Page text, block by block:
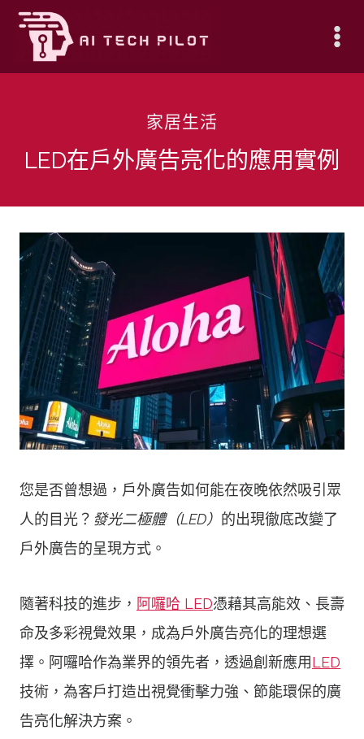
Skip
content
家居生活
LED在戶外廣告亮化的應用實例
您是否曾想過，戶外廣告如何能在夜晚依然吸引眾
人的目光？ 發光二極體（LED） 的出現徹底改變了
戶外廣告的呈現方式。
隨著科技的進步， 阿囉哈 LED憑藉其高能效、長壽
命及多彩視覺效果，成為戶外廣告亮化的理想選
擇。阿囉哈作為業界的領先者，透過創新應用LED
技術，為客戶打造出視覺衝擊力強、節能環保的廣
告亮化解決方案。